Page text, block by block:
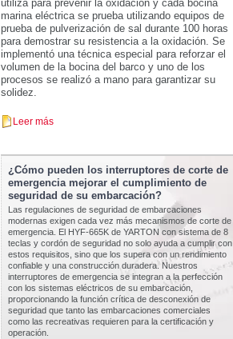
utiliza para prevenir la oxidación y cada bocina
marina eléctrica se prueba utilizando equipos de
prueba de pulverización de sal durante 100 horas
para demostrar su resistencia a la oxidación. Se
implementó una técnica especial para reforzar el
volumen de la bocina del barco y uno de los
procesos se realizó a mano para garantizar su
solidez.
Leer más
¿Cómo pueden los interruptores de corte de
emergencia mejorar el cumplimiento de
seguridad de su embarcación?
Las regulaciones de seguridad de embarcaciones
modernas exigen cada vez más mecanismos de corte de
emergencia. El HYF-665K de YARTON con sistema de 8
teclas y cordón de seguridad no solo ayuda a cumplir con
estos requisitos, sino que los supera con un rendimiento
confiable y una construcción duradera. Nuestros
interruptores de emergencia se integran a la perfección
con los sistemas eléctricos de su embarcación,
proporcionando la función crítica de desconexión de
seguridad que tanto las embarcaciones comerciales
como las recreativas requieren para la certificación y
operación.